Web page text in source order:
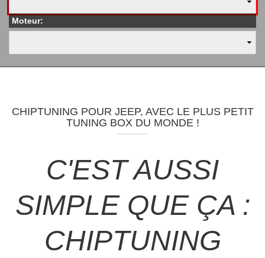
Moteur:
CHIPTUNING POUR JEEP, AVEC LE PLUS PETIT
TUNING BOX DU MONDE !
C'EST AUSSI
SIMPLE QUE ÇA :
CHIPTUNING